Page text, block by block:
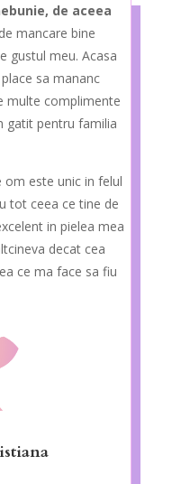
de aceea
mancare bine
gustul meu. Acasa
sa mananc
multe complimente
gatit pentru familia
om este unic in felul
tot ceea ce tine de
in pielea mea
decat cea
ce ma face sa fiu